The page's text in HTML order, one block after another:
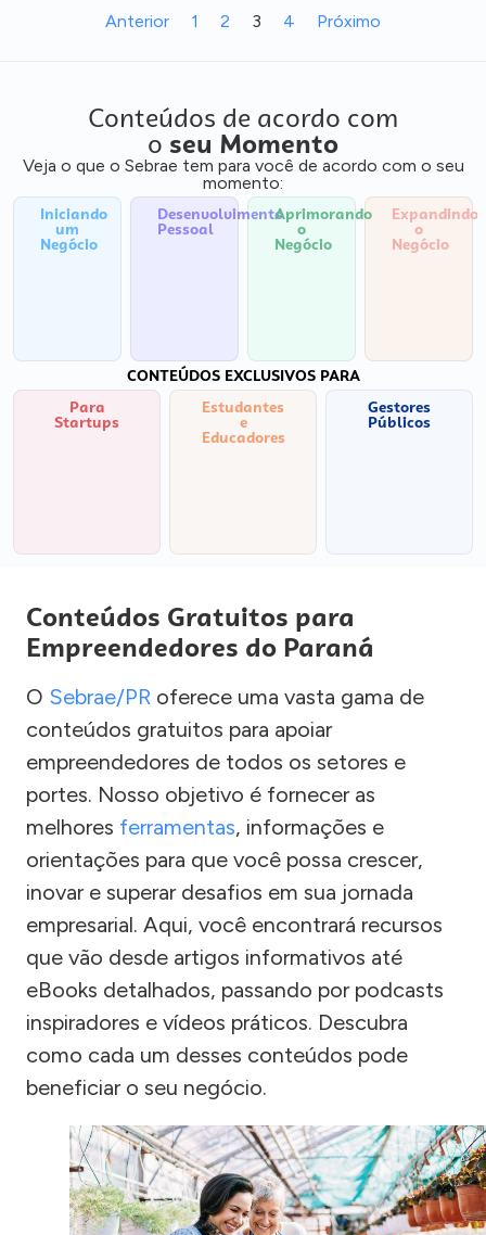
Anterior 1 2 3 4 Próximo
Conteúdos de acordo com
o seu Momento
Veja o que o Sebrae tem para você de acordo com o seu
momento:
Iniciando
um
Negócio
Desenvolvimento
Pessoal
Aprimorando
o
Negócio
Expandindo
o
Negócio
CONTEÚDOS EXCLUSIVOS PARA
Para
Startups
Estudantes
e
Educadores
Gestores
Públicos
Conteúdos Gratuitos para
Empreendedores do Paraná
O Sebrae/PR oferece uma vasta gama de
conteúdos gratuitos para apoiar
empreendedores de todos os setores e
portes. Nosso objetivo é fornecer as
melhores ferramentas, informações e
orientações para que você possa crescer,
inovar e superar desafios em sua jornada
empresarial. Aqui, você encontrará recursos
que vão desde artigos informativos até
eBooks detalhados, passando por podcasts
inspiradores e vídeos práticos. Descubra
como cada um desses conteúdos pode
beneficiar o seu negócio.